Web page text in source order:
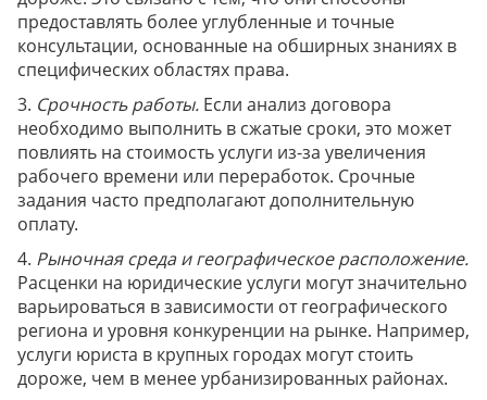
предоставлять более углубленные и точные
консультации, основанные на обширных знаниях в
специфических областях права.
3. Срочность работы. Если анализ договора
необходимо выполнить в сжатые сроки, это может
повлиять на стоимость услуги из-за увеличения
рабочего времени или переработок. Срочные
задания часто предполагают дополнительную
оплату.
4. Рыночная среда и географическое расположение.
Расценки на юридические услуги могут значительно
варьироваться в зависимости от географического
региона и уровня конкуренции на рынке. Например,
услуги юриста в крупных городах могут стоить
дороже, чем в менее урбанизированных районах.